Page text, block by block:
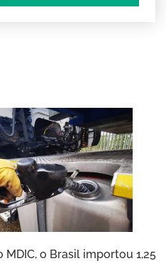
o Brasil importou 1,25